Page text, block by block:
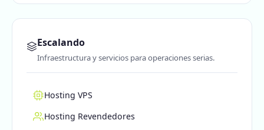
Escalando
Infraestructura y servicios para operaciones serias.
Hosting VPS
Hosting Revendedores